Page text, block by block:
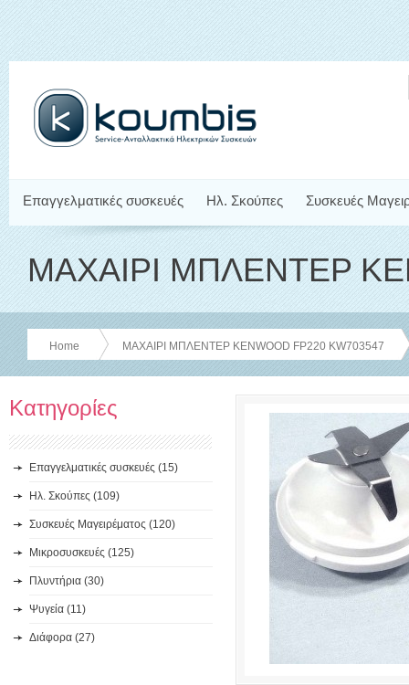
Επαγγελματικές συσκευές Ηλ. Σκούπες Συσκευές
ΜΑΧΑΙΡΙ ΜΠΛΕΝΤΕΡ
Home ΜΑΧΑΙΡΙ ΜΠΛΕΝΤΕΡ KENWOOD FP220 KW703547
Κατηγορίες
Επαγγελματικές συσκευές (15)
Ηλ. Σκούπες (109)
Συσκευές Μαγειρέματος (120)
Μικροσυσκευές (125)
Πλυντήρια (30)
Ψυγεία (11)
Διάφορα (27)